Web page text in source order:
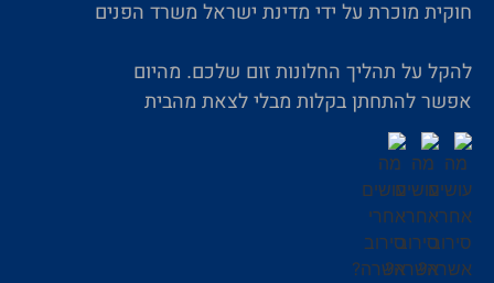
חוקית מוכרת על ידי מדינת ישראל משרד הפנים
להקל על תהליך החלונות זום שלכם. מהיום
אפשר להתחתן בקלות מבלי לצאת מהבית